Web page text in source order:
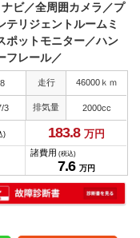
ビ／全周囲カメラ／プ
テリジェントルームミ
ポットモニター／ハン
フレール／
走行 46000ｋｍ
3 排気量 2000cc
) 183.8 万円
諸費用 (税込)
7.6 万円